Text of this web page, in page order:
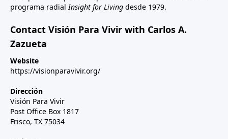
programa radialInsight for Living desde 1979.
Contact Visión Para Vivir with Carlos A.
Zazueta
Website
https://visionparavivir.org/
Dirección
Visión Para Vivir
Post Office Box 1817
Frisco, TX 75034